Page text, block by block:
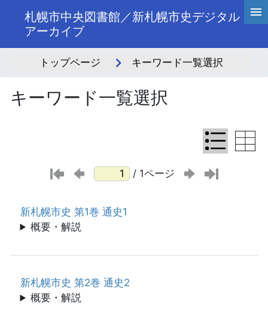
札幌市中央図書館／新札幌市史デジタル
アーカイブ
トップページ キーワード一覧選択
キーワード一覧選択
/ 1ページ
新札幌市史 第1巻 通史1
概要・解説
新札幌市史 第2巻 通史2
概要・解説